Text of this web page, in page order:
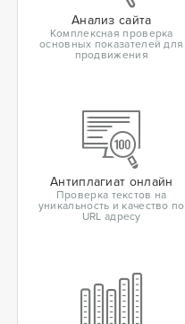
Анализ сайта
Комплексная проверка
основных показателей для
продвижения
Антиплагиат онлайн
Проверка текстов на
уникальность и качество по
URL адресу